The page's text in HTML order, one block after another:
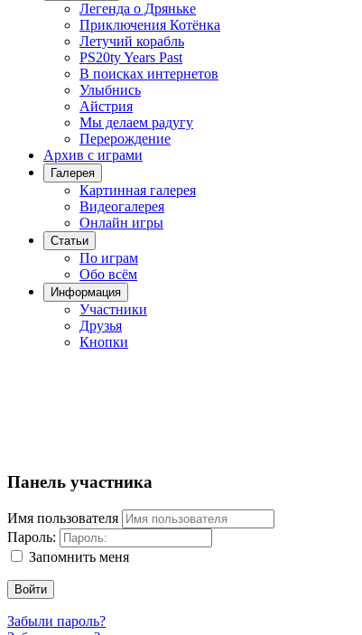
Легенда о Дряньке
Приключения Котёнка
Летучий корабль
PS20ty Years Past
В поисках интернетов
Улыбнись
Айстрия
Мы делаем радугу
Перерождение
Архив с играми
Галерея
Картинная галерея
Видеогалерея
Онлайн игры
Статьи
По играм
Обо всём
Информация
Участники
Друзья
Кнопки
Панель участника
Имя пользователя
Пароль:
Запомнить меня
Войти
Забыли пароль?